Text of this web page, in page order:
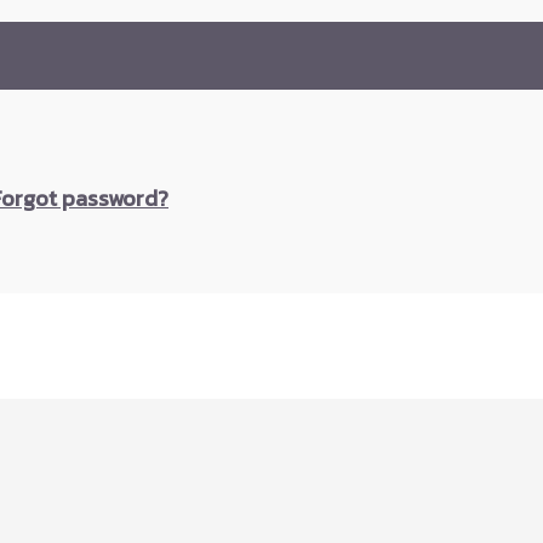
password?